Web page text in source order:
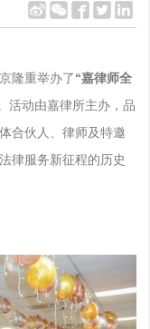
隆重举办了“嘉律师全
活动由嘉律所主办，品
合伙人、律师及特邀
律服务新征程的历史